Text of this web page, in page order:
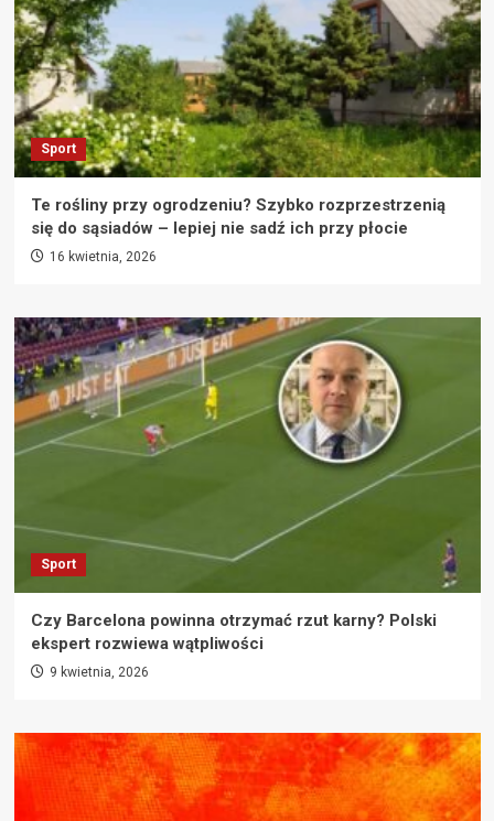
Sport
Te rośliny przy ogrodzeniu? Szybko rozprzestrzenią
się do sąsiadów – lepiej nie sadź ich przy płocie
16 kwietnia, 2026
Sport
Czy Barcelona powinna otrzymać rzut karny? Polski
ekspert rozwiewa wątpliwości
9 kwietnia, 2026